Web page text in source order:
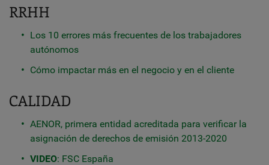
RRHH
Los 10 errores más frecuentes de los trabajadores
autónomos
Cómo impactar más en el negocio y en el cliente
CALIDAD
AENOR, primera entidad acreditada para verificar la
asignación de derechos de emisión 2013-2020
VIDEO: FSC España